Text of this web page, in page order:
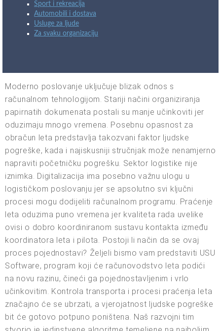
Sport i rekreacija
Automobili i dostava
Usluge za ljude
Za svaku organizaciju
Moderno poslovanje uključuje blizak odnos s
računalnom tehnologijom. Stariji načini organiziranja
papirnatih dokumenata postali su manje učinkoviti jer
oduzimaju mnogo vremena. Posebnu opasnost za
obračun leta predstavlja takozvani faktor ljudske
pogreške, kada i najiskusniji stručnjak može nenamjerno
napraviti početničku pogrešku. Sektor logistike nije
iznimka. Digitalizacija ima posebno važnu ulogu u
logističkom poslovanju jer se apsolutno svi ključni
procesi mogu dodijeliti računalnom programu. Praćenje
leta oduzima puno vremena jer kvaliteta rada uvelike
ovisi o dobro koordiniranom sustavu kontakta između
koordinatora leta i pilota. Postoji li način da se ovaj
proces pojednostavi? Željeli bismo vam predstaviti USU
Software, program koji će računovodstvo leta podići
na novu razinu, čineći ga pojednostavljenim i vrlo
učinkovitim. Kontrola transporta i procesi praćenja leta
značajno će se ubrzati, a vjerojatnost ljudske pogreške
bit će gotovo potpuno poništena. Naš razvojni tim